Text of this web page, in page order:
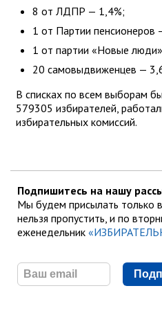
8 от ЛДПР — 1,4%;
1 от Партии пенсионеров
1 от партии «Новые
20 самовыдвиженцев —
В списках по всем выборам
579305 избирателей,
избирательных комиссий.
Подпишитесь на нашу
Мы будем присылать только
нельзя пропустить, и по
еженедельник